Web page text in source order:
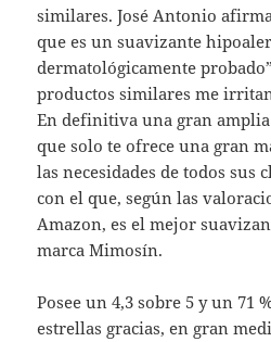
similares. José Antonio
que es un suavizante
dermatológicamente
productos similares me
En definitiva una gran
que solo te ofrece una gran
las necesidades de todos sus
con el que, según las
Amazon, es el mejor
marca Mimosín.
Posee un 4,3 sobre 5 y un 71
estrellas gracias, en gran